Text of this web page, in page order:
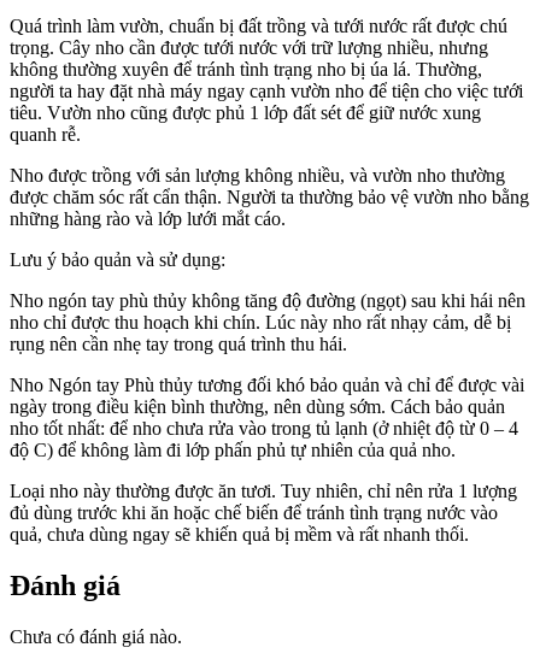
Quá trình làm vườn, chuẩn bị đất trồng và tưới nước rất được chú
trọng. Cây nho cần được tưới nước với trữ lượng nhiều, nhưng
không thường xuyên để tránh tình trạng nho bị úa lá. Thường,
người ta hay đặt nhà máy ngay cạnh vườn nho để tiện cho việc tưới
tiêu. Vườn nho cũng được phủ 1 lớp đất sét để giữ nước xung
quanh rễ.
Nho được trồng với sản lượng không nhiều, và vườn nho thường
được chăm sóc rất cẩn thận. Người ta thường bảo vệ vườn nho bằng
những hàng rào và lớp lưới mắt cáo.
Lưu ý bảo quản và sử dụng:
Nho ngón tay phù thủy không tăng độ đường (ngọt) sau khi hái nên
nho chỉ được thu hoạch khi chín. Lúc này nho rất nhạy cảm, dễ bị
rụng nên cần nhẹ tay trong quá trình thu hái.
Nho Ngón tay Phù thủy tương đối khó bảo quản và chỉ để được vài
ngày trong điều kiện bình thường, nên dùng sớm. Cách bảo quản
nho tốt nhất: để nho chưa rửa vào trong tủ lạnh (ở nhiệt độ từ 0 – 4
độ C) để không làm đi lớp phấn phủ tự nhiên của quả nho.
Loại nho này thường được ăn tươi. Tuy nhiên, chỉ nên rửa 1 lượng
đủ dùng trước khi ăn hoặc chế biến để tránh tình trạng nước vào
quả, chưa dùng ngay sẽ khiến quả bị mềm và rất nhanh thối.
Đánh giá
Chưa có đánh giá nào.